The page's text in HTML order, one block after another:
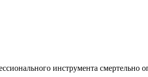
инструмента смертельно